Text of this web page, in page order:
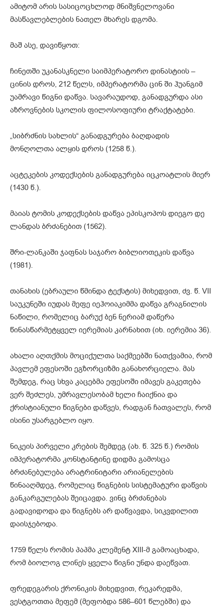
ამიტომ არის სასიცოცხლოდ მნიშვნელოვანი
მასწავლებლების ნათელ მხარეს დგომა.
მაშ ასე, დავიწყოთ:
ჩინეთში უკანასკნელი საიმპერატორო დინასტიის –
ცინის დროს, 212 წელს, იმპერატორმა ცინ ში ჰუანგიმ
უამრავი წიგნი დაწვა. სავარაუდოდ, განადგურდა ასი
აზროვნების სკოლის ფილოსოფიური ტრაქტატები.
„სიბრძნის სახლის“ განადგურება ბაღდადის
მონღოლთა ალყის დროს (1258 წ.).
აცტეკების კოდექსების განადგურება იცკოატლის მიერ
(1430 წ.).
მაიას ტომის კოდექსების დაწვა ეპისკოპოს დიეგო დე
ლანდას ბრძანებით (1562).
შრი-ლანკაში ჯაფნას საჯარო ბიბლიოთეკის დაწვა
(1981).
თანახის (ებრაული წმინდა ტექსტის) მიხედვით, ძვ. წ. VII
საუკუნეში იუდას მეფე იეჰოიაკიმმა დაწვა გრაგნილის
ნაწილი, რომელიც ბარუქ ბენ ნერიამ დაწერა
წინასწარმეტყველ იერემიას კარნახით (იხ. იერემია 36).
ახალი აღთქმის მოციქულთა საქმეებში ნათქვამია, რომ
პავლემ ეფესოში ეგზორციზმი განახორციელა. მას
შემდეგ, რაც სხვა კაცებმა ეფესოში იმავეს გაკეთება
ვერ შეძლეს, უმრავლესობამ ხელი ჩაიქნია და
ქრისტიანული წიგნები დაწვეს, რადგან ჩათვალეს, რომ
ისინი უსარგებლო იყო.
ნიკეის პირველი კრების შემდეგ (ახ. წ. 325 წ.) რომის
იმპერატორმა კონსტანტინე დიდმა გამოსცა
ბრძანებულება არატრინიტარი არიანელების
წინააღმდეგ, რომელიც წიგნების სისტემატური დაწვის
განკარგულებას შეიცავდა. ვინც ბრძანებას
გადავიდოდა და წიგნებს არ დაწვავდა, სიკვდილით
დაისჯებოდა.
1759 წელს რომის პაპმა კლემენტ XIII-მ გამოაცხადა,
რომ ბიოლოგ ლინეს ყველა წიგნი უნდა დაეწვათ.
ფრედეგარის ქრონიკის მიხედვით, რეკარედმა,
ვესტგოთთა მეფემ (მეფობდა 586–601 წლებში) და